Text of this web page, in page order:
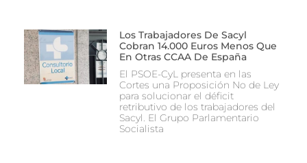
Los Trabajadores De Sacyl
Cobran 14.000 Euros Menos Que
En Otras CCAA De España
El PSOE-CyL presenta en las
Cortes una Proposición No de Ley
para solucionar el déficit
retributivo de los trabajadores del
Sacyl. El Grupo Parlamentario
Socialista